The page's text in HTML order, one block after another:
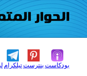
تيلكرامبنترست بودكاست